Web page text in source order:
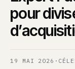
pour
19 MAI 2026 ·